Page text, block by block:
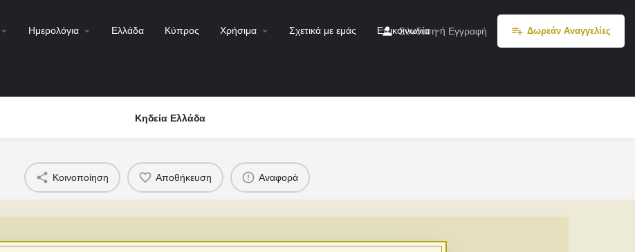
Ημερολόγια Ελλάδα Κύπρος Χρήσιμα Σχετικά με εμάς Επικοινωνία
Σύνδεση ή Εγγραφή Δωρεάν Αναγγελίες
Κηδεία Ελλάδα
Κοινοποίηση Αποθήκευση Αναφορά